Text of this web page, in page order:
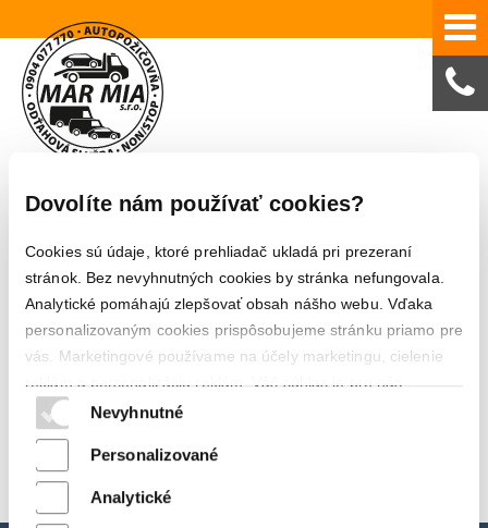
Kontakt
Kontakt
Fakturačné udaje
DIČ
2120611779 IČ DPH
register Okresného súdu Trnava, oddiel: Sro, vložka č.
43216/T
Dovolíte nám používať cookies?
Cookies sú údaje, ktoré prehliadač ukladá pri prezeraní
stránok. Bez nevyhnutných cookies by stránka nefungovala.
Analytické pomáhajú zlepšovať obsah nášho webu. Vďaka
personalizovaným cookies prispôsobujeme stránku priamo pre
vás. Marketingové používame na účely marketingu, cielenie
reklám a personalizáciu reklám. Váš súhlas je pre nás
dôležitý, aby sme vám vedeli ponúknuť čo najlepší obsah.
Viac informácií o tom, ako Google používa vaše údaje, nájdete na
Ochrana súkromia a Zmluvné podmienky
Nevyhnutné
Personalizované
Analytické